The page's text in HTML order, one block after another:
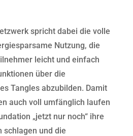
spricht dabei die volle
Nutzung, die
leicht und einfach
über die
Tangles abzubilden. Damit
auch voll umfänglich laufen
„jetzt nur noch“ ihre
schlagen und die